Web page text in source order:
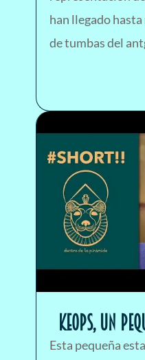
han llegado
de tumbas del
KEOPS, UN
Esta pequeña